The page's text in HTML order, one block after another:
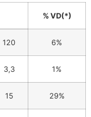
% VD(*)
120 6%
3,3 1%
15 29%